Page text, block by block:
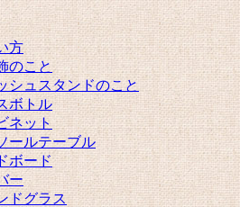
方
のこと
シュスタンドのこと
ボトル
ネット
ールテーブル
ボード
ー
ドグラス